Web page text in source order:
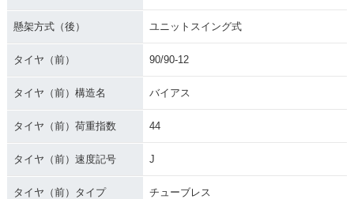
懸架方式（後） ユニットスイング式
タイヤ（前） 90/90-12
タイヤ（前）構造名 バイアス
タイヤ（前）荷重指数 44
タイヤ（前）速度記号 J
タイヤ（前）タイプ チューブレス